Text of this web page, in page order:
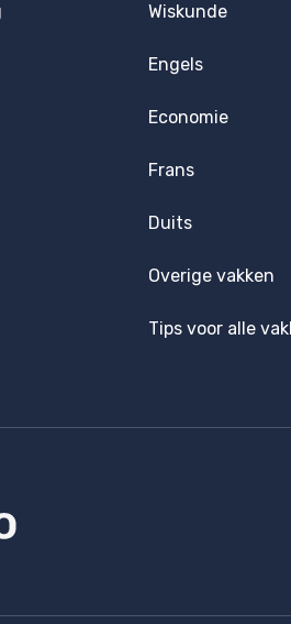
Wiskunde
Engels
Economie
Frans
Duits
Overige vakken
Tips voor alle